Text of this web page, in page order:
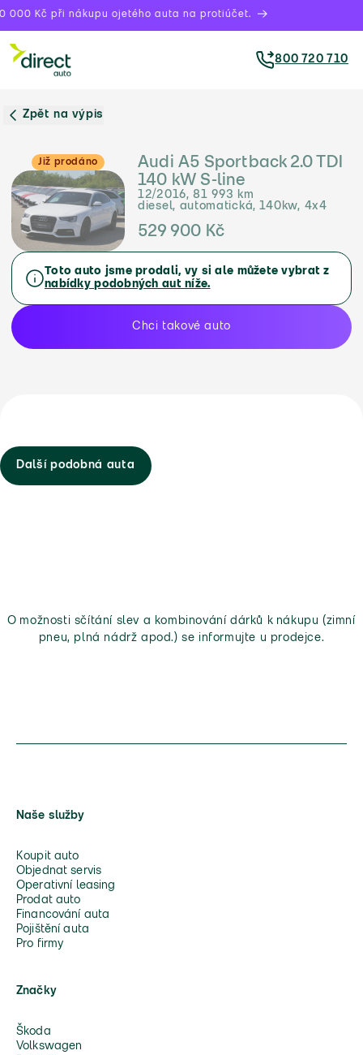
000 Kč při nákupu ojetého auta na protiúčet.
800 720 710
Zpět na výpis
Již prodáno
Audi A5 Sportback 2.0 TDI
140 kW S-line
12/2016, 81 993 km
diesel, automatická, 140kw, 4x4
529 900 Kč
Toto auto jsme prodali, vy si ale můžete vybrat z
nabídky podobných aut níže.
Chci takové auto
Další podobná auta
O možnosti sčítání slev a kombinování dárků k nákupu (zimní
pneu, plná nádrž apod.) se informujte u prodejce.
Naše služby
Koupit auto
Objednat servis
Operativní leasing
Prodat auto
Financování auta
Pojištění auta
Pro firmy
Značky
Škoda
Volkswagen